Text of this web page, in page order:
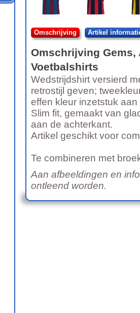
Omschrijving Artikel
Omschrijving Gems,
Voetbalshirts
Wedstrijdshirt versierd
retrostijl geven;
effen kleur inzetstuk
Slim fit, gemaakt van
aan de achterkant.
Artikel geschikt voor
Te combineren met
Aan afbeeldingen en
ontleend worden.